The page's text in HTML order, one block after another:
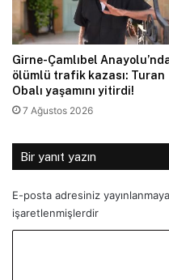
Girne-Çamlıbel
ölümlü trafik kazası: Turan
Obalı yaşamını yitirdi!
7 Ağustos 2026
Bir yanıt yazın
E-posta adresiniz
işaretlenmişlerdir